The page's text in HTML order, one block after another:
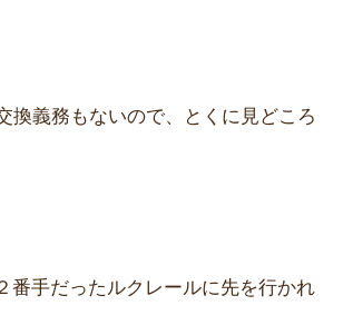
換義務もないので、とくに見どころ
番手だったルクレールに先を行かれ